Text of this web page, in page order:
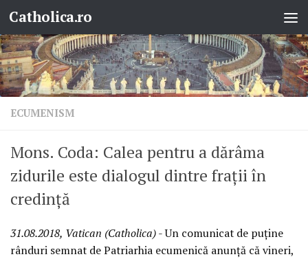
Skip to content
Catholica.ro
ECUMENISM
Mons. Coda: Calea pentru a dărâma
zidurile este dialogul dintre frații în
credință
31.08.2018, Vatican (Catholica)- Un comunicat de puține
rânduri semnat de Patriarhia ecumenică anunță că vineri,